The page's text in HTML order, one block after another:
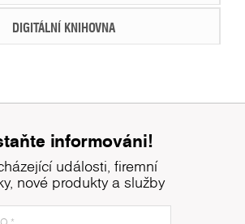
DIGITÁLNÍ KNIHOVNA
informováni!
události, firemní
nové produkty a služby